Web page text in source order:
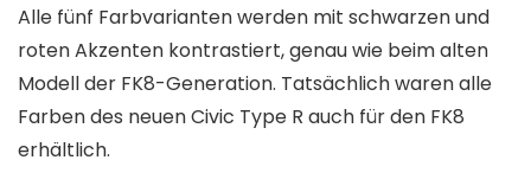
Alle fünf Farbvarianten werden mit schwarzen und
roten Akzenten kontrastiert, genau wie beim alten
Modell der FK8-Generation. Tatsächlich waren alle
Farben des neuen Civic Type R auch für den FK8
erhältlich.